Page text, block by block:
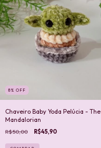
8 % OFF
Chaveiro Baby Yoda Pelúcia - The
Mandalorian
R$50,00 R$45,90